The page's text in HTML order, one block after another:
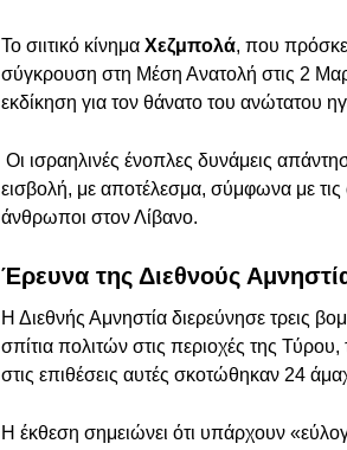
Το σιιτικό κίνημα Χεζμπολά, που
σύγκρουση στη Μέση Ανατολή στις 2
εκδίκηση για τον θάνατο του ανώτατου
Οι ισραηλινές ένοπλες δυνάμεις
εισβολή, με αποτέλεσμα, σύμφωνα με
άνθρωποι στον Λίβανο.
Έρευνα της Διεθνούς
Η Διεθνής Αμνηστία διερεύνησε τρεις
σπίτια πολιτών στις περιοχές της
στις επιθέσεις αυτές σκοτώθηκαν 24
Η έκθεση σημειώνει ότι υπάρχουν